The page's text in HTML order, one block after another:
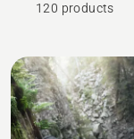
120 products
Kaikki
tuotteet